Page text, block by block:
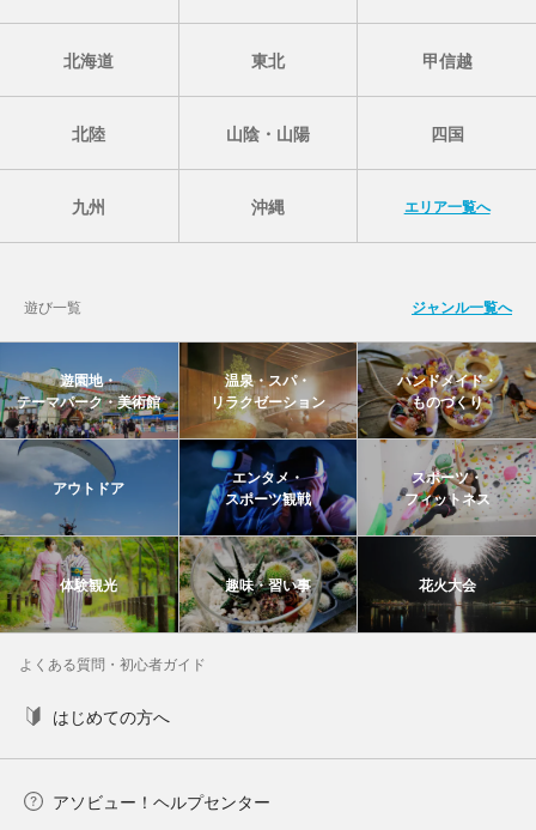
北海道 東北 甲信越
北陸 山陰・山陽 四国
九州 沖縄 エリア一覧へ
遊び一覧 ジャンル一覧へ
遊園地・
テーマパーク・美術館
温泉・スパ・
リラクゼーション
ハンドメイド・
ものづくり
アウトドア
エンタメ・
スポーツ観戦
スポーツ・
フィットネス
体験観光 趣味・習い事 花火大会
よくある質問・初心者ガイド
はじめての方へ
アソビュー！ヘルプセンター